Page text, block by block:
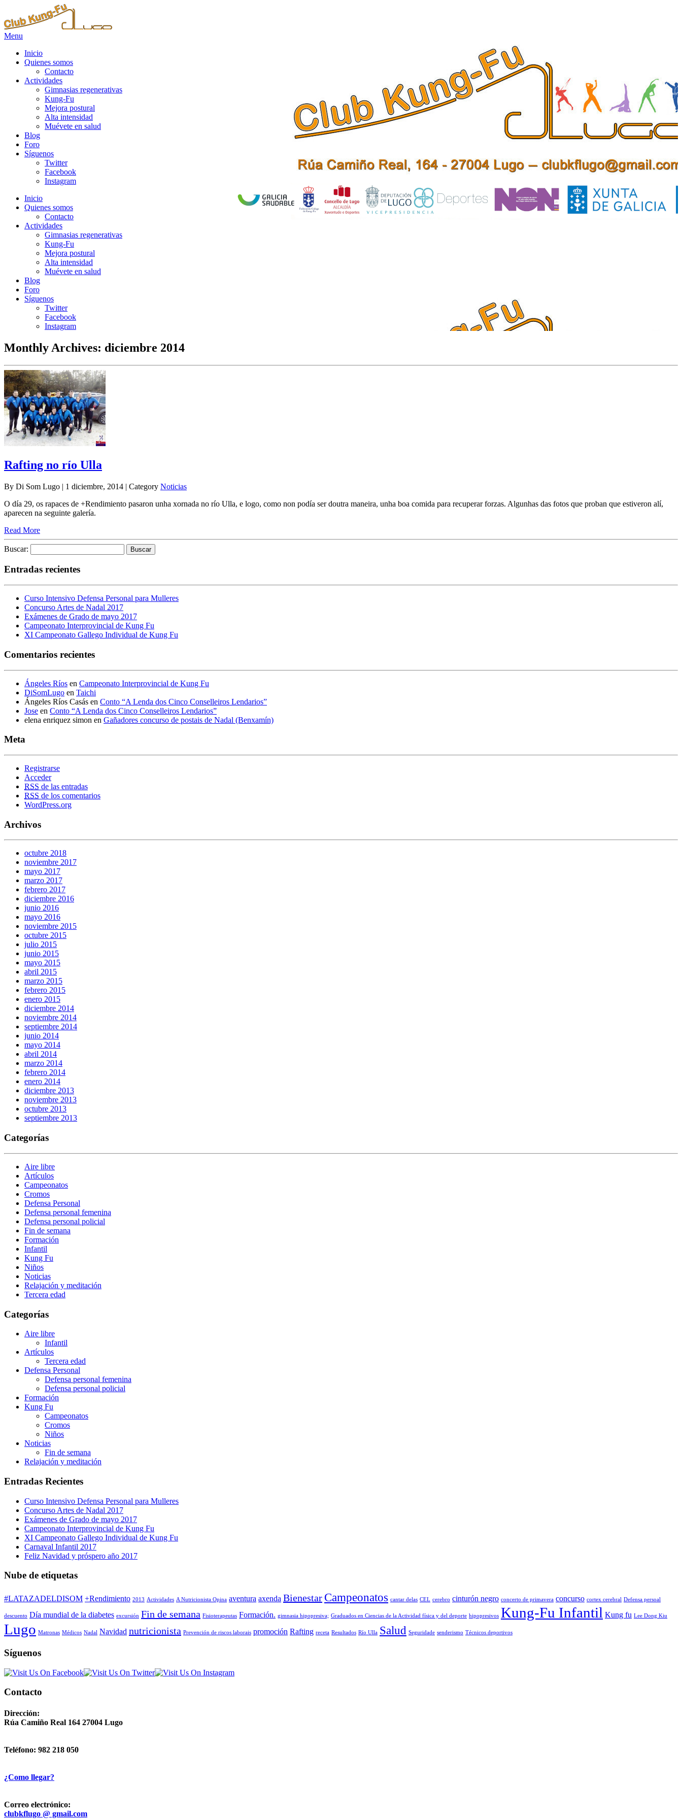
Menu
Inicio
Quienes somos
Contacto
Actividades
Gimnasias regenerativas
Kung-Fu
Mejora postural
Alta intensidad
Muévete en salud
Blog
Foro
Síguenos
Twitter
Facebook
Instagram
Inicio
Quienes somos
Contacto
Actividades
Gimnasias regenerativas
Kung-Fu
Mejora postural
Alta intensidad
Muévete en salud
Blog
Foro
Síguenos
Twitter
Facebook
Instagram
Monthly Archives: diciembre 2014
Rafting no río Ulla
By Di Som Lugo | 1 diciembre, 2014 | Category Noticias
O día 29, os rapaces de +Rendimiento pasaron unha xornada no río Ulla, e logo, como non podía ser doutra maneira, unha boa comida para recuperar forzas. Algunhas das fotos que proban que estiveron alí,
aparecen na seguinte galería.
Read More
Buscar:
Entradas recientes
Curso Intensivo Defensa Personal para Mulleres
Concurso Artes de Nadal 2017
Exámenes de Grado de mayo 2017
Campeonato Interprovincial de Kung Fu
XI Campeonato Gallego Individual de Kung Fu
Comentarios recientes
Ángeles Ríos en Campeonato Interprovincial de Kung Fu
DiSomLugo en Taichi
Ángeles Ríos Casás en Conto “A Lenda dos Cinco Conselleiros Lendarios”
Jose en Conto “A Lenda dos Cinco Conselleiros Lendarios”
elena enriquez simon en Gañadores concurso de postais de Nadal (Benxamín)
Meta
Registrarse
Acceder
RSS de las entradas
RSS de los comentarios
WordPress.org
Archivos
octubre 2018
noviembre 2017
mayo 2017
marzo 2017
febrero 2017
diciembre 2016
junio 2016
mayo 2016
noviembre 2015
octubre 2015
julio 2015
junio 2015
mayo 2015
abril 2015
marzo 2015
febrero 2015
enero 2015
diciembre 2014
noviembre 2014
septiembre 2014
junio 2014
mayo 2014
abril 2014
marzo 2014
febrero 2014
enero 2014
diciembre 2013
noviembre 2013
octubre 2013
septiembre 2013
Categorías
Aire libre
Artículos
Campeonatos
Cromos
Defensa Personal
Defensa personal femenina
Defensa personal policial
Fin de semana
Formación
Infantil
Kung Fu
Niños
Noticias
Relajación y meditación
Tercera edad
Categorías
Aire libre
Infantil
Artículos
Tercera edad
Defensa Personal
Defensa personal femenina
Defensa personal policial
Formación
Kung Fu
Campeonatos
Cromos
Niños
Noticias
Fin de semana
Relajación y meditación
Entradas Recientes
Curso Intensivo Defensa Personal para Mulleres
Concurso Artes de Nadal 2017
Exámenes de Grado de mayo 2017
Campeonato Interprovincial de Kung Fu
XI Campeonato Gallego Individual de Kung Fu
Carnaval Infantil 2017
Feliz Navidad y próspero año 2017
Nube de etiquetas
#LATAZADELDISOM +Rendimiento 2013 Actividades A Nutricionista Opina aventura axenda Bienestar Campeonatos cantar delas CEL cerebro cinturón negro concerto de primavera concurso cortex cerebral Defensa persoal
descuento Día mundial de la diabetes excursión Fin de semana Fisioterapeutas Formación. gimnasia hipopresiva; Graduados en Ciencias de la Actividad física y del deporte hipopresivos Kung-Fu Infantil Kung fu Lee Dong Kiu
Lugo Matronas Médicos Nadal Navidad nutricionista Prevención de riscos laborais promoción Rafting receta Resultados Río Ulla Salud Seguridade senderismo Técnicos deportivos
Síguenos
Contacto
Dirección:
Rúa Camiño Real 164 27004 Lugo
Teléfono: 982 218 050
¿Como llegar?
Correo electrónico:
clubkflugo @ gmail.com